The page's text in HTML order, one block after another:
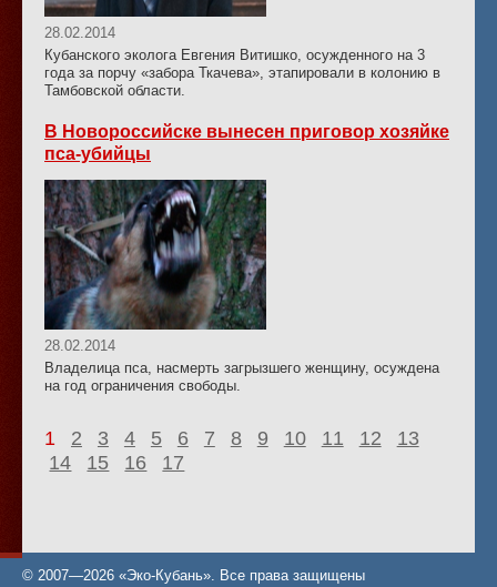
28.02.2014
Кубанского эколога Евгения Витишко, осужденного на 3
года за порчу «забора Ткачева», этапировали в колонию в
Тамбовской области.
В Новороссийске вынесен приговор хозяйке
пса-убийцы
28.02.2014
Владелица пса, насмерть загрызшего женщину, осуждена
на год ограничения свободы.
1 2 3 4 5 6 7 8 9 10 11 12
13
14
15 16 17
© 2007—2026 «Эко-Кубань». Все права защищены